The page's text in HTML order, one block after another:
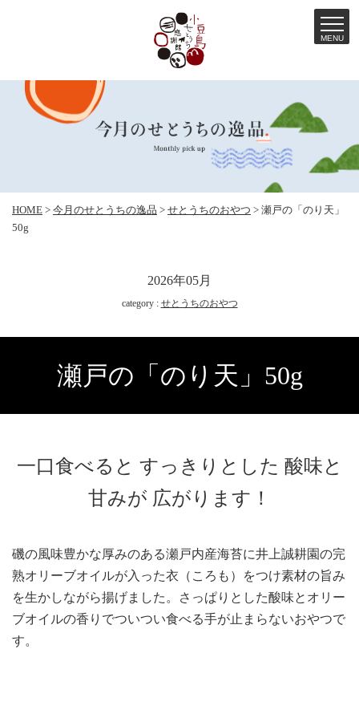
MENU
HOME > 今月のせとうちの逸品 > せとうちのおやつ > 瀬戸の「のり天」
50g
2026年05月
category : せとうちのおやつ
瀬戸の「のり天」50g
一口食べると すっきりとした 酸味と
甘みが 広がります！
磯の風味豊かな厚みのある瀬戸内産海苔に井上誠耕園の完
熟オリーブオイルが入った衣（ころも）をつけ素材の旨み
を生かしながら揚げました。さっぱりとした酸味とオリー
ブオイルの香りでついつい食べる手が止まらないおやつで
す。